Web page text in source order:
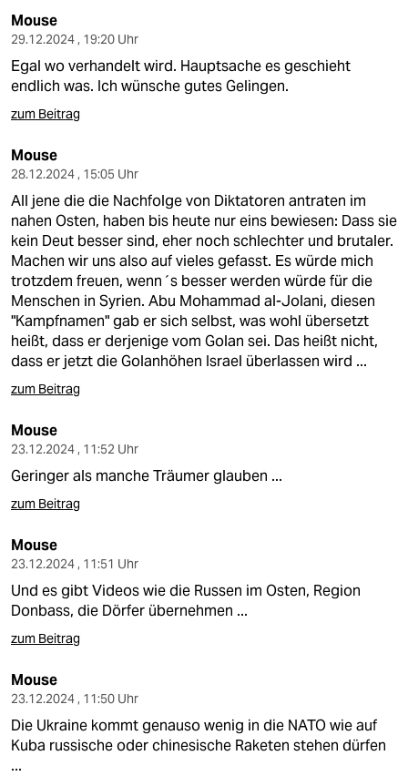
Mouse
29.12.2024 , 19:20 Uhr
Egal wo verhandelt wird. Hauptsache es geschieht
endlich was. Ich wünsche gutes Gelingen.
zum Beitrag
Mouse
28.12.2024 , 15:05 Uhr
All jene die die Nachfolge von Diktatoren antraten im
nahen Osten, haben bis heute nur eins bewiesen: Dass sie
kein Deut besser sind, eher noch schlechter und brutaler.
Machen wir uns also auf vieles gefasst. Es würde mich
trotzdem freuen, wenn´s besser werden würde für die
Menschen in Syrien. Abu Mohammad al-Jolani, diesen
"Kampfnamen" gab er sich selbst, was wohl übersetzt
heißt, dass er derjenige vom Golan sei. Das heißt nicht,
dass er jetzt die Golanhöhen Israel überlassen wird ...
zum Beitrag
Mouse
23.12.2024 , 11:52 Uhr
Geringer als manche Träumer glauben ...
zum Beitrag
Mouse
23.12.2024 , 11:51 Uhr
Und es gibt Videos wie die Russen im Osten, Region
Donbass, die Dörfer übernehmen ...
zum Beitrag
Mouse
23.12.2024 , 11:50 Uhr
Die Ukraine kommt genauso wenig in die NATO wie auf
Kuba russische oder chinesische Raketen stehen dürfen
...